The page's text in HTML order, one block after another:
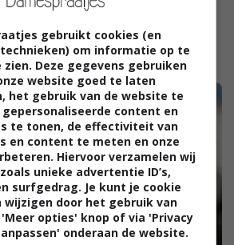
gebruikt cookies (en
om informatie op te
zien. Deze gegevens gebruiken
website goed te laten
het gebruik van de website te
gepersonaliseerde content en
te tonen, de effectiviteit van
en content te meten en onze
Hiervoor verzamelen wij
unieke advertentie ID’s,
surfgedrag. Je kunt je cookie
wijzigen door het gebruik van
opties' knop of via 'Privacy
onderaan de website.